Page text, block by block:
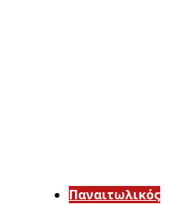
Παναιτωλικός